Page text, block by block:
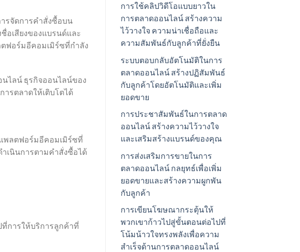
รจัดการคำสั่งซื้อบน
อเสียงของแบรนด์และ
ฟอร์มอีคอมเมิร์ซที่กำลัง
ไลน์ ธุรกิจออนไลน์ของ
รตลาดให้เติบโตได้
พลตฟอร์มอีคอมเมิร์ซที่
เนินการตามคำสั่งซื้อได้
การให้บริการลูกค้าที่
การใช้คลิปวิดีโอแบบยาวใน
การตลาดออนไลน์ สร้างความ
ไว้วางใจ ความน่าเชื่อถือและ
ความสัมพันธ์กับลูกค้าที่ยั่งยืน
ระบบตอบกลับอัตโนมัติในการ
ตลาดออนไลน์ สร้างปฏิสัมพันธ์
กับลูกค้าโดยอัตโนมัติและเพิ่ม
ยอดขาย
การประชาสัมพันธ์ในการตลาด
ออนไลน์ สร้างความไว้วางใจ
และเสริมสร้างแบรนด์ของคุณ
การส่งเสริมการขายในการ
ตลาดออนไลน์ กลยุทธ์เพื่อเพิ่ม
ยอดขายและสร้างความผูกพัน
กับลูกค้า
การเขียนโฆษณากระตุ้นให้
พวกเขาก้าวไปสู่ขั้นตอนต่อไปที่
โน้มน้าวใจทรงพลังเพื่อความ
สำเร็จด้านการตลาดออนไลน์